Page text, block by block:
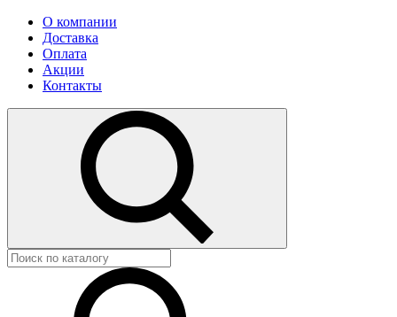
О компании
Доставка
Оплата
Акции
Контакты